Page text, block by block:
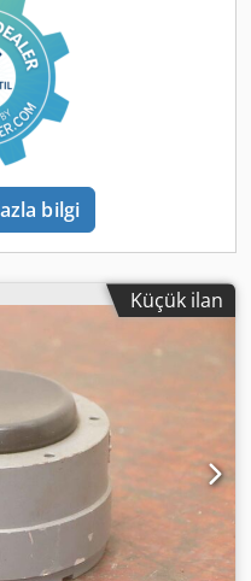
Afkek
bilgi
Küçük ilan